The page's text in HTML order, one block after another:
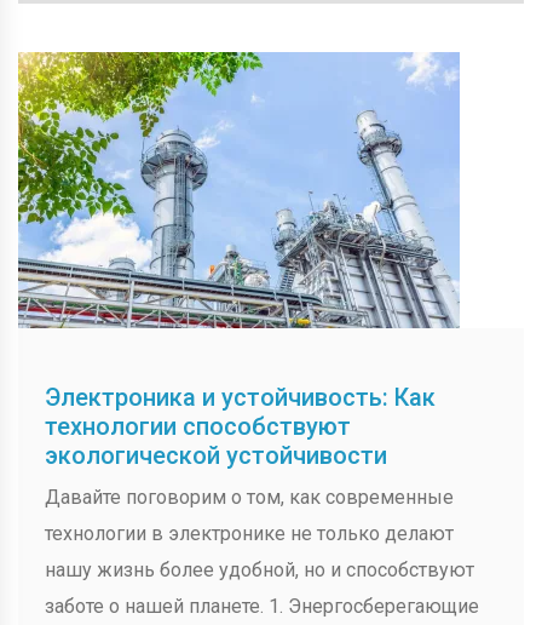
Электроника и устойчивость: Как
технологии способствуют
экологической устойчивости
Давайте поговорим о том, как современные
технологии в электронике не только делают
нашу жизнь более удобной, но и способствуют
заботе о нашей планете. 1. Энергосберегающие